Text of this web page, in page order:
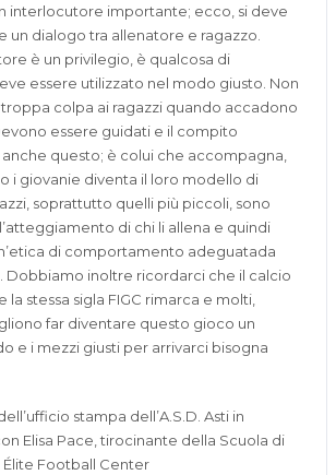
interlocutore importante; ecco, si deve
un dialogo tra allenatore e ragazzo.
è un privilegio, è qualcosa di
essere utilizzato nel modo giusto. Non
colpa ai ragazzi quando accadono
essere guidati e il compito
questo; è colui che accompagna,
i giovanie diventa il loro modello di
soprattutto quelli più piccoli, sono
di chi li allena e quindi
di comportamento adeguatada
Dobbiamo inoltre ricordarci che il calcio
la stessa sigla FIGC rimarca e molti,
far diventare questo gioco un
e i mezzi giusti per arrivarci bisogna
stampa dell’A.S.D. Asti in
Elisa Pace, tirocinante della Scuola di
Football Center